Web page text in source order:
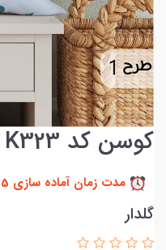
کوسن کد K323
مدت زمان آماده سازی 5 روز کاری
گلدار